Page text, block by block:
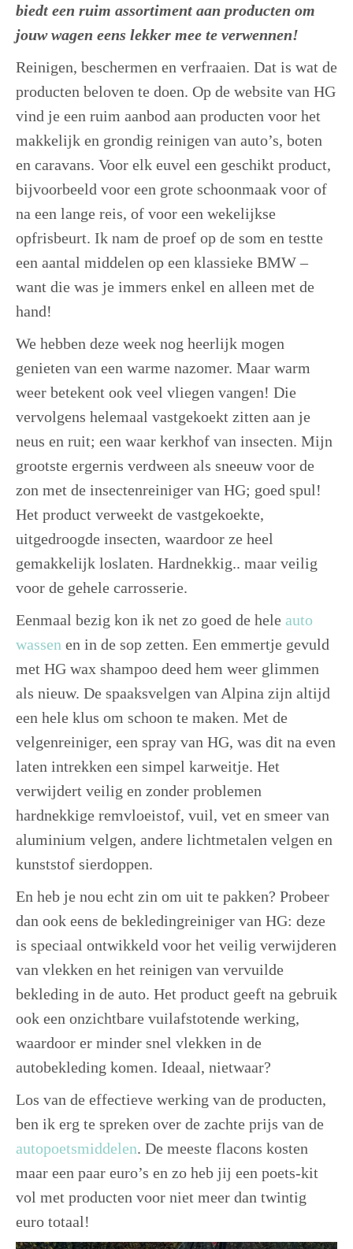
biedt een ruim assortiment aan producten om
jouw wagen eens lekker mee te verwennen!
Reinigen, beschermen en verfraaien. Dat is wat de
producten beloven te doen. Op de website van HG
vind je een ruim aanbod aan producten voor het
makkelijk en grondig reinigen van auto’s, boten
en caravans. Voor elk euvel een geschikt product,
bijvoorbeeld voor een grote schoonmaak voor of
na een lange reis, of voor een wekelijkse
opfrisbeurt. Ik nam de proef op de som en testte
een aantal middelen op een klassieke BMW –
want die was je immers enkel en alleen met de
hand!
We hebben deze week nog heerlijk mogen
genieten van een warme nazomer. Maar warm
weer betekent ook veel vliegen vangen! Die
vervolgens helemaal vastgekoekt zitten aan je
neus en ruit; een waar kerkhof van insecten. Mijn
grootste ergernis verdween als sneeuw voor de
zon met de insectenreiniger van HG; goed spul!
Het product verweekt de vastgekoekte,
uitgedroogde insecten, waardoor ze heel
gemakkelijk loslaten. Hardnekkig.. maar veilig
voor de gehele carrosserie.
Eenmaal bezig kon ik net zo goed de hele auto
wassen en in de sop zetten. Een emmertje gevuld
met HG wax shampoo deed hem weer glimmen
als nieuw. De spaaksvelgen van Alpina zijn altijd
een hele klus om schoon te maken. Met de
velgenreiniger, een spray van HG, was dit na even
laten intrekken een simpel karweitje. Het
verwijdert veilig en zonder problemen
hardnekkige remvloeistof, vuil, vet en smeer van
aluminium velgen, andere lichtmetalen velgen en
kunststof sierdoppen.
En heb je nou echt zin om uit te pakken? Probeer
dan ook eens de bekledingreiniger van HG: deze
is speciaal ontwikkeld voor het veilig verwijderen
van vlekken en het reinigen van vervuilde
bekleding in de auto. Het product geeft na gebruik
ook een onzichtbare vuilafstotende werking,
waardoor er minder snel vlekken in de
autobekleding komen. Ideaal, nietwaar?
Los van de effectieve werking van de producten,
ben ik erg te spreken over de zachte prijs van de
autopoetsmiddelen. De meeste flacons kosten
maar een paar euro’s en zo heb jij een poets-kit
vol met producten voor niet meer dan twintig
euro totaal!